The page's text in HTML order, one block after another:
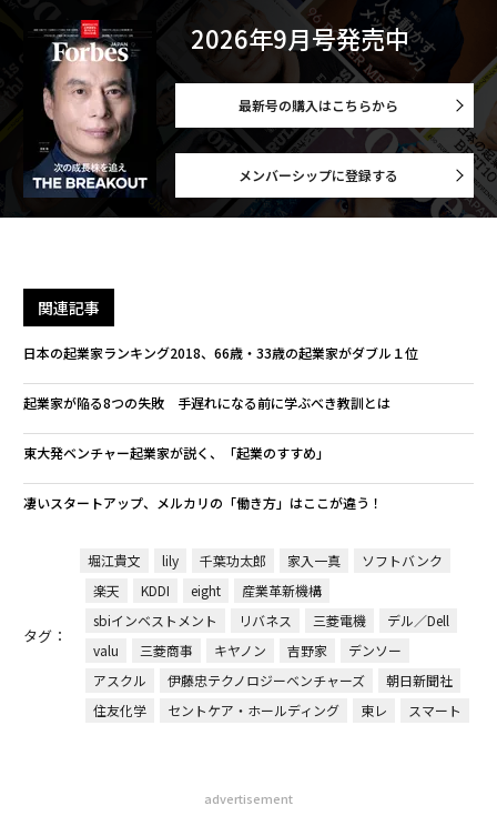
2026年9月号発売中
最新号の購入はこちらから
メンバーシップに登録する
関連記事
日本の起業家ランキング2018、66歳・33歳の起業家がダブル１位
起業家が陥る8つの失敗 手遅れになる前に学ぶべき教訓とは
東大発ベンチャー起業家が説く、「起業のすすめ」
凄いスタートアップ、メルカリの「働き方」はここが違う！
タグ：
堀江貴文 lily 千葉功太郎 家入一真
ソフトバンク
楽天
KDDI eight
産業革新機構
sbiインベストメント
リバネス 三菱電機
デル／Dell
valu
三菱商事 キヤノン 吉野家
デンソー
アスクル
伊藤忠テクノロジーベンチャーズ
朝日新聞社
住友化学
セントケア・ホールディング 東レ スマート
advertisement